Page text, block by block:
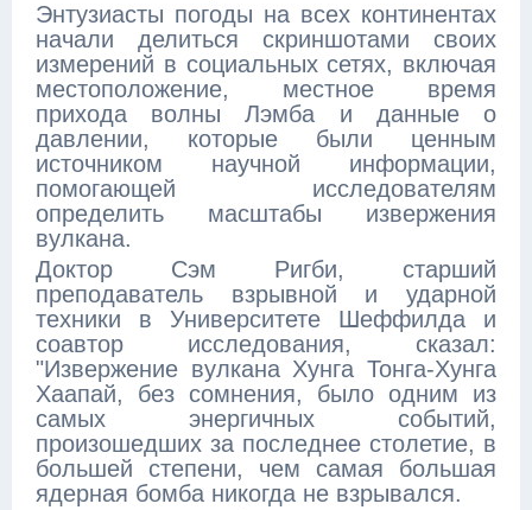
Энтузиасты погоды на всех континентах
начали делиться скриншотами своих
измерений в социальных сетях, включая
местоположение, местное время
прихода волны Лэмба и данные о
давлении, которые были ценным
источником научной информации,
помогающей исследователям
определить масштабы извержения
вулкана.
Доктор Сэм Ригби, старший
преподаватель взрывной и ударной
техники в Университете Шеффилда и
соавтор исследования, сказал:
"Извержение вулкана Хунга Тонга-Хунга
Хаапай, без сомнения, было одним из
самых энергичных событий,
произошедших за последнее столетие, в
большей степени, чем самая большая
ядерная бомба никогда не взрывался.